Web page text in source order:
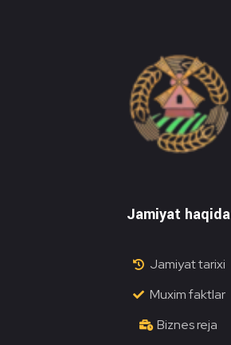
Jamiyat haqida
Jamiyat tarixi
Muxim faktlar
Biznes reja